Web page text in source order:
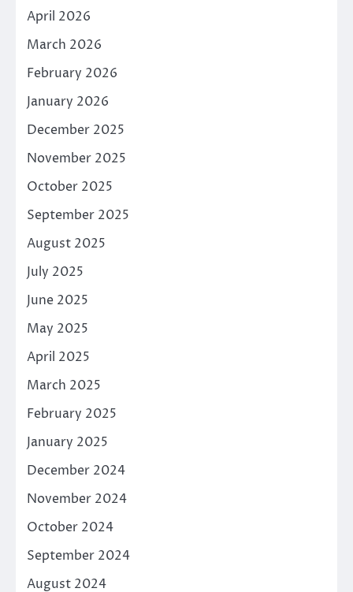
April 2026
March 2026
February 2026
January 2026
December 2025
November 2025
October 2025
September 2025
August 2025
July 2025
June 2025
May 2025
April 2025
March 2025
February 2025
January 2025
December 2024
November 2024
October 2024
September 2024
August 2024